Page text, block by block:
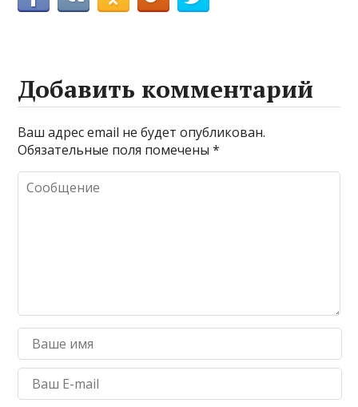
Добавить комментарий
Ваш адрес email не будет опубликован.
Обязательные поля помечены*